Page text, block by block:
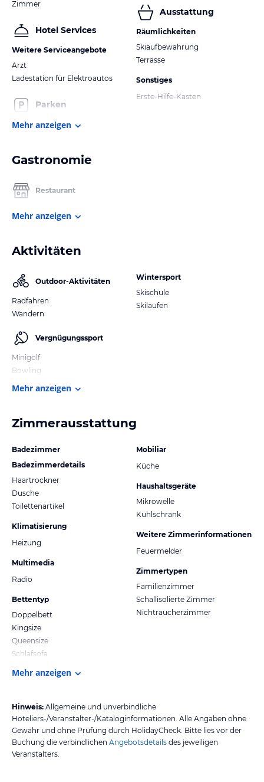
Zimmer
Hotel Services
Weitere Serviceangebote
Arzt
Ladestation für Elektroautos
Parken
Ausstattung
Räumlichkeiten
Skiaufbewahrung
Terrasse
Sonstiges
Erste-Hilfe-Kasten
Mehr anzeigen
Gastronomie
Restaurant
Mehr anzeigen
Aktivitäten
Outdoor-Aktivitäten
Radfahren
Wandern
Vergnügungssport
Minigolf
Bowling
Wintersport
Skischule
Skilaufen
Mehr anzeigen
Zimmerausstattung
Badezimmer
Badezimmerdetails
Haartrockner
Dusche
Toilettenartikel
Klimatisierung
Heizung
Multimedia
Radio
Bettentyp
Doppelbett
Kingsize
Queensize
Schlafsofa
Mobiliar
Küche
Haushaltsgeräte
Mikrowelle
Kühlschrank
Weitere Zimmerinformationen
Feuermelder
Zimmertypen
Familienzimmer
Schallisolierte Zimmer
Nichtraucherzimmer
Mehr anzeigen
Hinweis: Allgemeine und unverbindliche
Hoteliers-/Veranstalter-/Kataloginformationen. Alle Angaben ohne
Gewähr und ohne Prüfung durch HolidayCheck. Bitte lies vor der
Buchung die verbindlichen Angebotsdetails des jeweiligen
Veranstalters.